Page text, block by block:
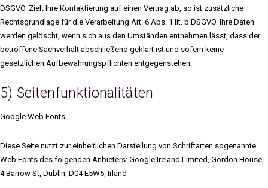
DSGVO. Zielt Ihre Kontaktierung auf einen Vertrag ab, so ist zusätzliche
Rechtsgrundlage für die Verarbeitung Art. 6 Abs. 1 lit. b DSGVO. Ihre Daten
werden gelöscht, wenn sich aus den Umständen entnehmen lässt, dass der
betroffene Sachverhalt abschließend geklärt ist und sofern keine
gesetzlichen Aufbewahrungspflichten entgegenstehen.
5) Seitenfunktionalitäten
Google Web Fonts
Diese Seite nutzt zur einheitlichen Darstellung von Schriftarten sogenannte
Web Fonts des folgenden Anbieters: Google Ireland Limited, Gordon House,
4 Barrow St, Dublin, D04 E5W5, Irland